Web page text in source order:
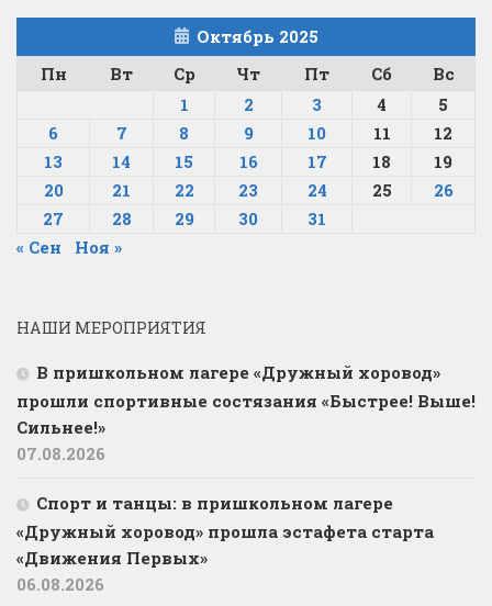
Октябрь 2025
Пн
Вт Ср Чт Пт Сб
Вс
1
2 3 4
5
6
7 8 9 10 11
12
13
14 15 16 17 18
19
20
21 22 23 24 25
26
27
28 29 30
31
« Сен
Ноя »
НАШИ МЕРОПРИЯТИЯ
В пришкольном лагере «Дружный хоровод»
прошли спортивные состязания «Быстрее! Выше!
Сильнее!»
07.08.2026
Спорт и танцы: в пришкольном лагере
«Дружный хоровод» прошла эстафета старта
«Движения Первых»
06.08.2026